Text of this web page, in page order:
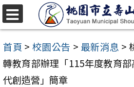
跳
至
主
要
內
首頁 > 校園公告 > 最新消息 >
轉教育部辦理「115年度教育
代創造營」簡章
選
單